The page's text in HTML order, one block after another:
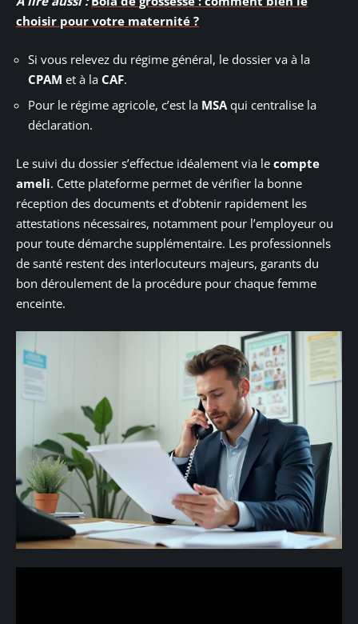
choisir pour votre maternité ?
Si vous relevez du régime général, le dossier va à la
CPAM et à la CAF.
Pour le régime agricole, c’est la MSAqui centralise la
déclaration.
Le suivi du dossier s’effectue idéalement via le compte
ameli. Cette plateforme permet de vérifier la bonne
réception des documents et d’obtenir rapidement les
attestations nécessaires, notamment pour l’employeur ou
pour toute démarche supplémentaire. Les professionnels
de santé restent des interlocuteurs majeurs, garants du
bon déroulement de la procédure pour chaque femme
enceinte.